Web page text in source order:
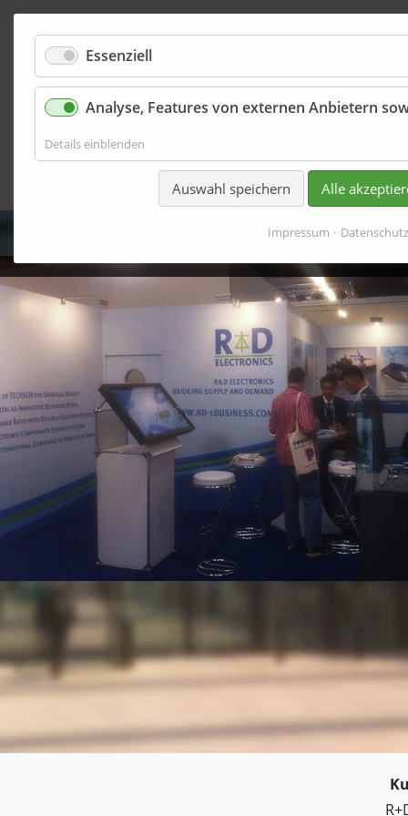
Essenziell
Analyse, Features von externen Anbietern
Details einblenden
Analyse,
Features
externen
Basisfunktionen
der
Auswahl speichern Alle
Impressum Datenschutz
Events &